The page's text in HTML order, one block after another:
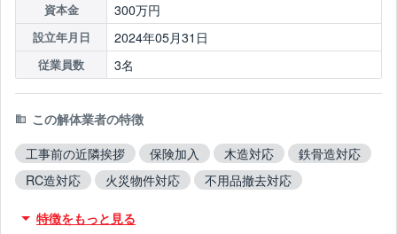
資本金 300万円
設立年月日 2024年05月31日
従業員数 3名
この解体業者の特徴
工事前の近隣挨拶
保険加入 木造対応
鉄骨造対応
RC造対応
火災物件対応
不用品撤去対応
特徴をもっと見る